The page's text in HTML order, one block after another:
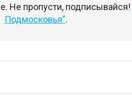
Не пропусти, подписывайся!
Подмосковья".